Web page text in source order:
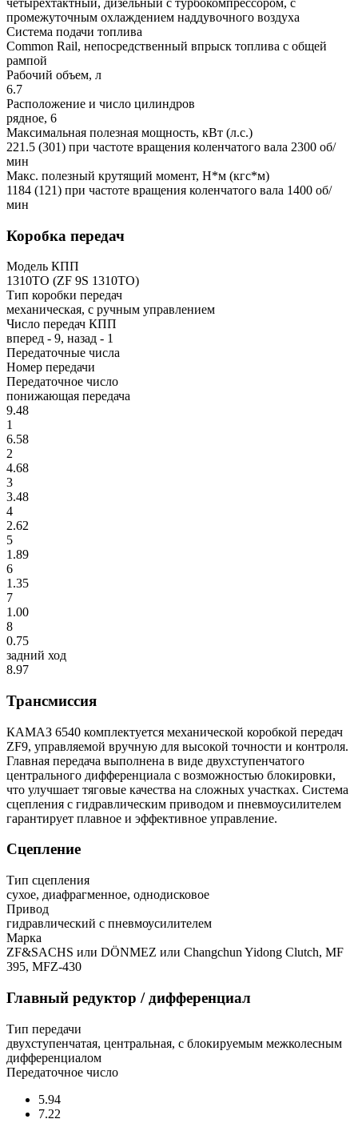
промежуточным охлаждением наддувочного воздуха
Система подачи топлива
Common Rail, непосредственный впрыск топлива с общей
рампой
Рабочий объем, л
6.7
Расположение и число цилиндров
рядное, 6
Максимальная полезная мощность, кВт (л.с.)
221.5 (301) при частоте вращения коленчатого вала 2300 об/
мин
Макс. полезный крутящий момент, Н*м (кгс*м)
1184 (121) при частоте вращения коленчатого вала 1400 об/
мин
Коробка передач
Модель КПП
1310TO (ZF 9S 1310TO)
Тип коробки передач
механическая, с ручным управлением
Число передач КПП
вперед - 9, назад - 1
Передаточные числа
Номер передачи
Передаточное число
понижающая передача
9.48
1
6.58
2
4.68
3
3.48
4
2.62
5
1.89
6
1.35
7
1.00
8
0.75
задний ход
8.97
Трансмиссия
КАМАЗ 6540 комплектуется механической коробкой передач
ZF9, управляемой вручную для высокой точности и контроля.
Главная передача выполнена в виде двухступенчатого
центрального дифференциала с возможностью блокировки,
что улучшает тяговые качества на сложных участках. Система
сцепления с гидравлическим приводом и пневмоусилителем
гарантирует плавное и эффективное управление.
Сцепление
Тип сцепления
сухое, диафрагменное, однодисковое
Привод
гидравлический с пневмоусилителем
Марка
ZF&SACHS или DÖNMEZ или Changchun Yidong Clutch, MF
395, MFZ-430
Главный редуктор / дифференциал
Тип передачи
двухступенчатая, центральная, с блокируемым межколесным
дифференциалом
Передаточное число
5.94
7.22